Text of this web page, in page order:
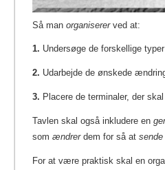
Så man organiserer ved at:
1. Undersøge de forskellige
2. Udarbejde de ønskede
3. Placere de terminaler, der
Tavlen skal også inkludere en
som ændrer dem for så at
For at være praktisk skal en